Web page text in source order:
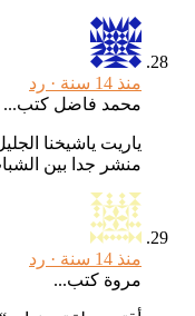
رد
محمد فاضل كتب...
ياريت ياشيخنا الجليل
منشر جدا بين الشباب
رد
مروة كتب...